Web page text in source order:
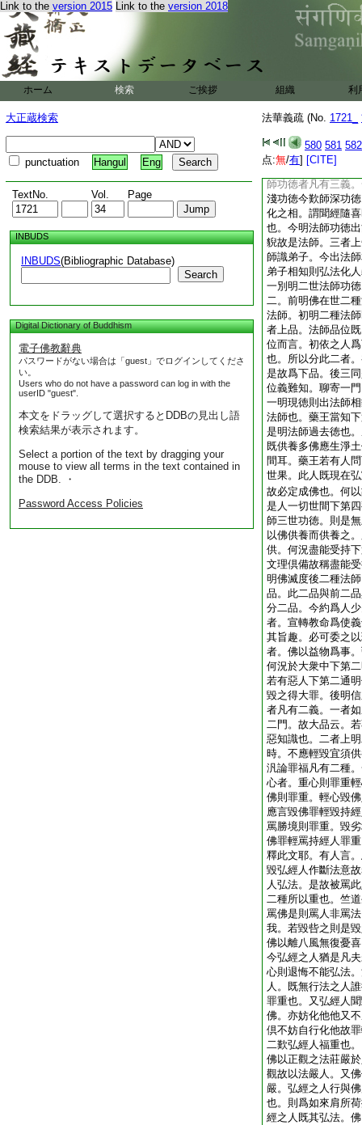
Link to the version 2015 Link to the version 2018
ホーム 検索 ご挨拶 組織 利
大正蔵検索
punctuation Hangul Eng
TextNo. Vol. Page
INBUDS
INBUDS(Bibliographic Database)
Search
Digital Dictionary of Buddhism
電子佛教辭典
パスワードがない場合は「guest」でログインしてくださ
い。
Users who do not have a password can log in with the
userID "guest".
本文をドラッグして選択するとDDBの見出し語
検索結果が表示されます。
Select a portion of the text by dragging your
mouse to view all terms in the text contained in
the DDB. ・
Password Access Policies
法華義疏 (No. 1721_
580 581 582
点:無/有] [CITE]
念隨喜則知唯一無
乘。故得佛記。注
譬如松柏始萌便有
已樹菩提之根故與
有此文來者凡有二
於佛在世十方佛土
也。二者有人疑云
聞法隨喜可得記耳
復隨喜應不得記。
功徳一等皆與授記
兩世法師功徳。所
師功徳者凡有三義
淺功徳今歎師深功
化之相。謂聞經隨
也。今明法師功徳
貎故是法師。三者
師識弟子。今出法
弟子相知則弘法化
一別明二世法師功
二。前明佛在世二
法師。初明二種法
者上品。法師品位
位而言。初依之人
也。所以分此二者
是故爲下品。後三
位義難知。聊寄一
一明現徳則出法師
法師也。藥王當知
是明法師過去徳也
既供養多佛應生淨
間耳。藥王若有人
世果。此人既現在
故必定成佛也。何
是人一切世間下第
師三世功徳。則是
以佛供養而供養之
供。何況盡能受持
文理倶備故稱盡能
明佛滅度後二種法
品。此二品與前二
分二品。今約爲人
者。宣轉教命爲使
其旨趣。必可委之
者。佛以益物爲事
何況於大衆中下第
若有惡人下第二通
毀之得大罪。後明
者凡有二義。一者
二門。故大品云。
惡知識也。二者上
時。不應輕毀宜須
汎論罪福凡有二種
心者。重心則罪重
佛則罪重。輕心毀
應言毀佛罪輕毀持
罵勝境則罪重。毀
佛罪輕罵持經人罪
釋此文耶。有人言
毀弘經人作斷法意
人弘法。是故被罵
二種所以重也。竺
罵佛是則罵人非罵
我。若毀呰之則是
佛以離八風無復憂
今弘經之人猶是凡
心則退悔不能弘法
人。既無行法之人
罪重也。又弘經人
佛。亦妨化他他又
倶不妨自行化他故
二歎弘經人福重也
佛以正觀之法莊嚴
觀故以法嚴人。又
嚴。弘經之人行與
也。則爲如來肩所
經之人既其弘法。